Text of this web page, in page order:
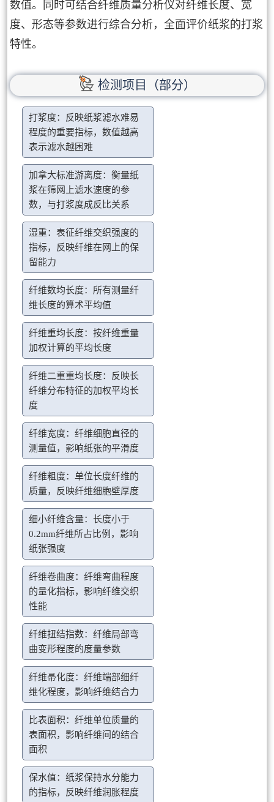
数值。同时可结合纤维质量分析仪对纤维长度、宽
度、形态等参数进行综合分析，全面评价纸浆的打浆
特性。
检测项目（部分）
打浆度：反映纸浆滤水难易
程度的重要指标，数值越高
表示滤水越困难
加拿大标准游离度：衡量纸
浆在筛网上滤水速度的参
数，与打浆度成反比关系
湿重：表征纤维交织强度的
指标，反映纤维在网上的保
留能力
纤维数均长度：所有测量纤
维长度的算术平均值
纤维重均长度：按纤维重量
加权计算的平均长度
纤维二重重均长度：反映长
纤维分布特征的加权平均长
度
纤维宽度：纤维细胞直径的
测量值，影响纸张的平滑度
纤维粗度：单位长度纤维的
质量，反映纤维细胞壁厚度
细小纤维含量：长度小于
0.2mm纤维所占比例，影响
纸张强度
纤维卷曲度：纤维弯曲程度
的量化指标，影响纤维交织
性能
纤维扭结指数：纤维局部弯
曲变形程度的度量参数
纤维帚化度：纤维端部细纤
维化程度，影响纤维结合力
比表面积：纤维单位质量的
表面积，影响纤维间的结合
面积
保水值：纸浆保持水分能力
的指标，反映纤维润胀程度